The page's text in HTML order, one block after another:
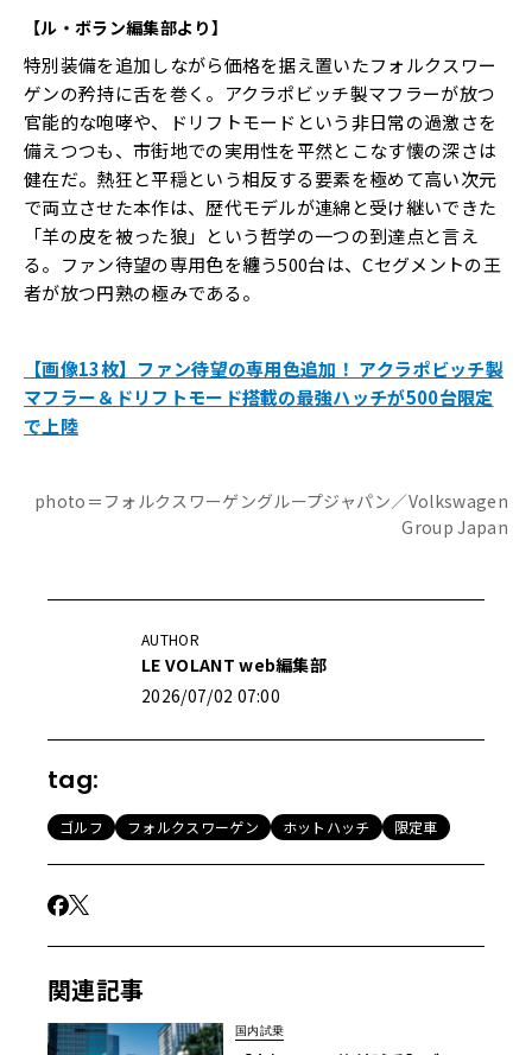
【ル・ボラン編集部より】
特別装備を追加しながら価格を据え置いたフォルクスワー
ゲンの矜持に舌を巻く。アクラポビッチ製マフラーが放つ
官能的な咆哮や、ドリフトモードという非日常の過激さを
備えつつも、市街地での実用性を平然とこなす懐の深さは
健在だ。熱狂と平穏という相反する要素を極めて高い次元
で両立させた本作は、歴代モデルが連綿と受け継いできた
「羊の皮を被った狼」という哲学の一つの到達点と言え
る。ファン待望の専用色を纏う500台は、Cセグメントの王
者が放つ円熟の極みである。
【画像13枚】ファン待望の専用色追加！ アクラポビッチ製
マフラー＆ドリフトモード搭載の最強ハッチが500台限定
で上陸
photo＝フォルクスワーゲングループジャパン／Volkswagen
Group Japan
AUTHOR
LE VOLANT web編集部
2026/07/02 07:00
tag:
ゴルフ フォルクスワーゲン ホットハッチ 限定車
関連記事
国内試乗